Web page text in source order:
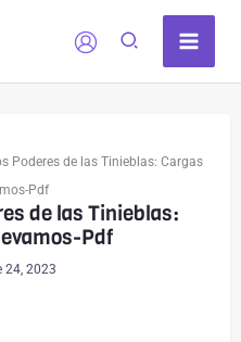
Poderes de las Tinieblas: Cargas
Pdf
de las Tinieblas:
Pdf
24, 2023